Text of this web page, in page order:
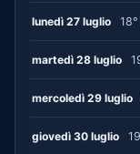
lunedì 27 luglio
martedì 28 luglio
mercoledì 29 luglio
giovedì 30 luglio